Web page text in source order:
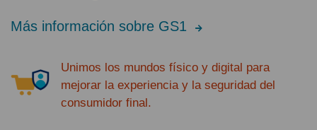
Más información sobre GS1
Unimos los mundos físico y digital para
mejorar la experiencia y la seguridad del
consumidor final.